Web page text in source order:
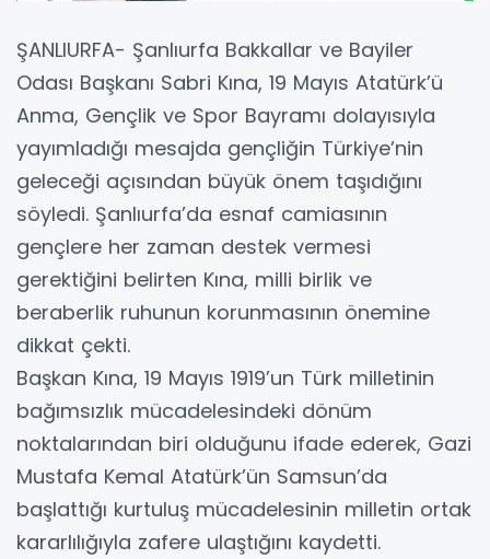
ŞANLIURFA- Şanlıurfa Bakkallar ve Bayiler
Odası Başkanı Sabri Kına, 19 Mayıs Atatürk’ü
Anma, Gençlik ve Spor Bayramı dolayısıyla
yayımladığı mesajda gençliğin Türkiye’nin
geleceği açısından büyük önem taşıdığını
söyledi. Şanlıurfa’da esnaf camiasının
gençlere her zaman destek vermesi
gerektiğini belirten Kına, milli birlik ve
beraberlik ruhunun korunmasının önemine
dikkat çekti.
Başkan Kına, 19 Mayıs 1919’un Türk milletinin
bağımsızlık mücadelesindeki dönüm
noktalarından biri olduğunu ifade ederek, Gazi
Mustafa Kemal Atatürk’ün Samsun’da
başlattığı kurtuluş mücadelesinin milletin ortak
kararlılığıyla zafere ulaştığını kaydetti.